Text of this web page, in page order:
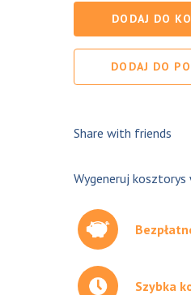
DODAJ DO
DODAJ DO
Share with friends
Wygeneruj
Szybka